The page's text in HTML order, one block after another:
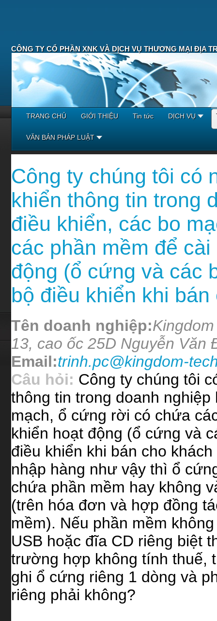
CÔNG TY CỔ PHẦN XNK VÀ DỊCH VỤ THƯƠNG MẠI ĐỊA
TRANG CHỦ GIỚI THIỆU Tin tức DỊCH VỤ
VĂN BẢN PHÁP LUẬT
Công ty chúng tôi có
khiển thông tin trong
điều khiển, các bo
các phần mềm để
động (ổ cứng và các
bộ điều khiển khi bán
Tên doanh nghiệp:
13, cao ốc 25D Nguyễn
Email:trinh.pc@kingdom-
Câu hỏi: Công ty chúng tôi
thông tin trong doanh
mạch, ổ cứng rời có chứa
khiển hoạt động (ổ cứng và
điều khiển khi bán cho
nhập hàng như vậy thì ổ
chứa phần mềm hay không
(trên hóa đơn và hợp đồng
mềm). Nếu phần mềm
USB hoặc đĩa CD riêng biệt
trường hợp không tính thuế,
ghi ổ cứng riêng 1 dòng và
riêng phải không?